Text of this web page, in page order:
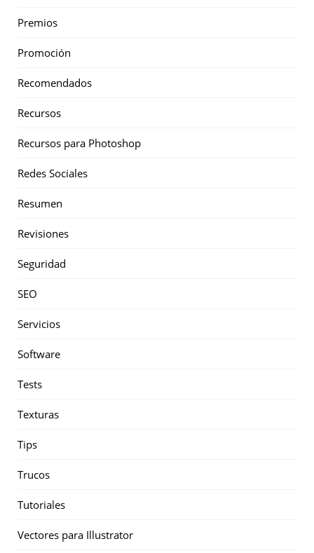
Premios
Promoción
Recomendados
Recursos
Recursos para Photoshop
Redes Sociales
Resumen
Revisiones
Seguridad
SEO
Servicios
Software
Tests
Texturas
Tips
Trucos
Tutoriales
Vectores para Illustrator